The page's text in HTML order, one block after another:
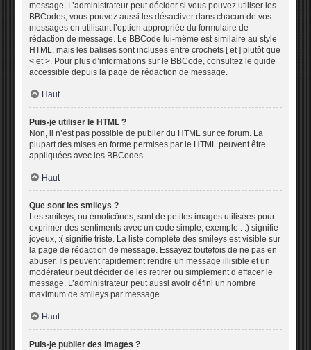
message. L’administrateur peut décider si vous pouvez utiliser les
BBCodes, vous pouvez aussi les désactiver dans chacun de vos
messages en utilisant l’option appropriée du formulaire de
rédaction de message. Le BBCode lui-même est similaire au style
HTML, mais les balises sont incluses entre crochets [ et ] plutôt que
< et >. Pour plus d’informations sur le BBCode, consultez le guide
accessible depuis la page de rédaction de message.
Haut
Puis-je utiliser le HTML ?
Non, il n’est pas possible de publier du HTML sur ce forum. La
plupart des mises en forme permises par le HTML peuvent être
appliquées avec les BBCodes.
Haut
Que sont les smileys ?
Les smileys, ou émoticônes, sont de petites images utilisées pour
exprimer des sentiments avec un code simple, exemple : :) signifie
joyeux, :( signifie triste. La liste complète des smileys est visible sur
la page de rédaction de message. Essayez toutefois de ne pas en
abuser. Ils peuvent rapidement rendre un message illisible et un
modérateur peut décider de les retirer ou simplement d’effacer le
message. L’administrateur peut aussi avoir défini un nombre
maximum de smileys par message.
Haut
Puis-je publier des images ?